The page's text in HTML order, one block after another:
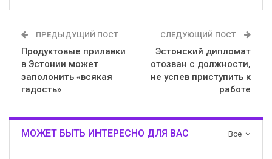
ПРЕДЫДУЩИЙ ПОСТ
Продуктовые прилавки
в Эстонии может
заполонить «всякая
гадость»
СЛЕДУЮЩИЙ ПОСТ
Эстонский дипломат
отозван с должности,
не успев приступить к
работе
Все
МОЖЕТ БЫТЬ ИНТЕРЕСНО ДЛЯ ВАС